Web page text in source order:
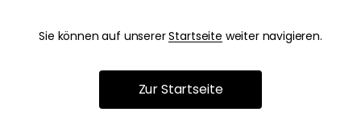
Sie können auf unsererStartseite weiter navigieren.
Zur Startseite